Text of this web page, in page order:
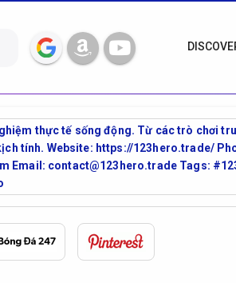
thực tế sống động. Từ các trò chơi
tính. Website: https://123hero.trade/
Email: contact@123hero.trade Tags: